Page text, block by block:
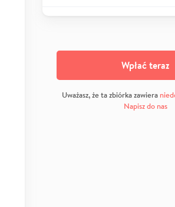
Wpłać teraz
Uważasz, że ta zbiórka zawiera
Napisz do nas